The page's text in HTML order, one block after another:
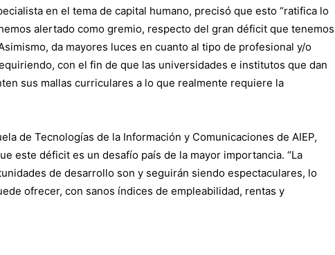
en el tema de capital humano, precisó que esto “ratifica lo
alertado como gremio, respecto del gran déficit que tenemos
da mayores luces en cuanto al tipo de profesional y/o
con el fin de que las universidades e institutos que dan
sus mallas curriculares a lo que realmente requiere la
de Tecnologías de la Información y Comunicaciones de AIEP,
este déficit es un desafío país de la mayor importancia. “La
de desarrollo son y seguirán siendo espectaculares, lo
ofrecer, con sanos índices de empleabilidad, rentas y